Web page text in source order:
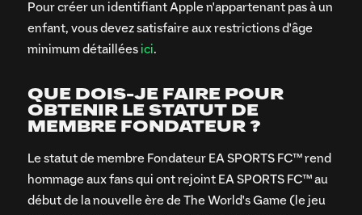
Pour créer un identifiant Apple n'appartenant pas à un
enfant, vous devez satisfaire aux restrictions d'âge
minimum détaillées ici.
QUE DOIS-JE FAIRE POUR
OBTENIR LE STATUT DE
MEMBRE FONDATEUR ?
Le statut de membre Fondateur EA SPORTS FC™ rend
hommage aux fans qui ont rejoint EA SPORTS FC™ au
début de la nouvelle ère de The World's Game (le jeu